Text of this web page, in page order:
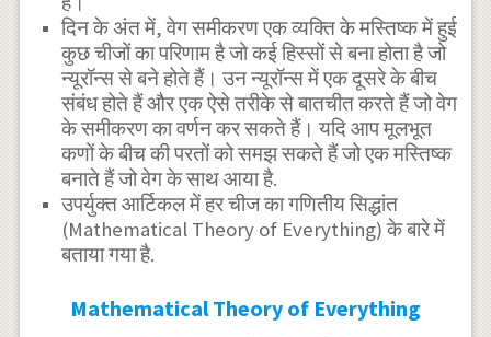
दिन के अंत में, वेग समीकरण एक व्यक्ति के मस्तिष्क में हुई
कुछ चीजों का परिणाम है जो कई हिस्सों से बना होता है जो
न्यूरॉन्स से बने होते हैं। उन न्यूरॉन्स में एक दूसरे के बीच
संबंध होते हैं और एक ऐसे तरीके से बातचीत करते हैं जो वेग
के समीकरण का वर्णन कर सकते हैं। यदि आप मूलभूत
कणों के बीच की परतों को समझ सकते हैं जो एक मस्तिष्क
बनाते हैं जो वेग के साथ आया है.
उपर्युक्त आर्टिकल में हर चीज का गणितीय सिद्धांत
(Mathematical Theory of Everything) के बारे में
बताया गया है.
Mathematical Theory of Everything